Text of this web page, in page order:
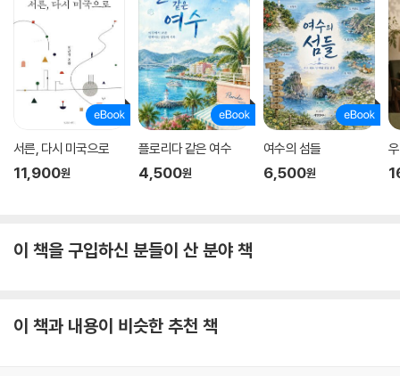
한없이 다정하게 들리는 안담의 목소리는 실패 앞에서 날카로워진다. 친구
를 사랑하는 데 실패하고, 동물과 함께 사는 데 실패하고, 밤을 지새워도 글
은 좀처럼 나오지 않고, 페미니즘과 비거니즘이 가리키는 방향으로 똑바로
나아가고 싶은데 발이 자꾸 멈추어도 안담은 “실패를 귀여워하거나 가여
워하”지 않는다. 안담에게 실패는 주저앉는 것이 아니다. 조금 오래 쉬더라
도 언젠가는 다시 일어서야 함을 알고, 천천히 하지만 분명하게 한발 내딛
기를 권한다.
안담의 세상을 상상해보자. 네 잘못이 아니라는 말 대신 “잘못한 사람의 친
서른, 다시 미국으로
11,900원
플로리다 같은 여수
4,500원
여수의 섬들
6,500원
이 책을 구입하신 분들이 산 분야 책
이 책과 내용이 비슷한 추천 책